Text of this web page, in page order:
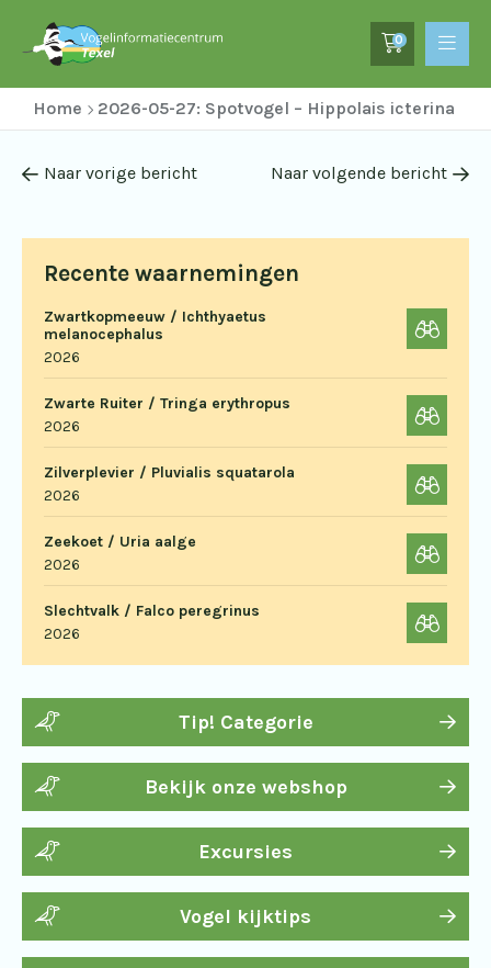
0
Home 2026-05-27: Spotvogel – Hippolais icterina
Recente waarnemingen
Zwartkopmeeuw / Ichthyaetus
melanocephalus
2026
Zwarte Ruiter / Tringa erythropus
2026
Zilverplevier / Pluvialis squatarola
2026
Zeekoet / Uria aalge
2026
Slechtvalk / Falco peregrinus
2026
Tip! Categorie
Bekijk onze webshop
Excursies
Vogel kijktips
Naar vorige bericht Naar volgende bericht